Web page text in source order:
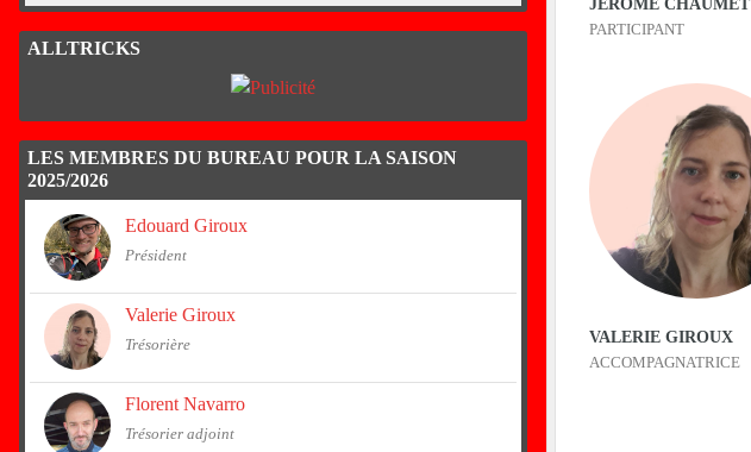
JÉRÔME CHAUMET
PARTICIPANT
VALERIE GIROUX
ACCOMPAGNATRICE
ALLTRICKS
LES MEMBRES DU BUREAU POUR LA SAISON
2025/2026
Edouard Giroux
Président
Valerie Giroux
Trésorière
Florent Navarro
Trésorier adjoint